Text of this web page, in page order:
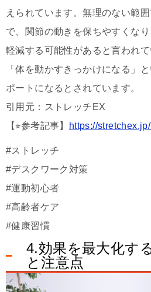
えられています。無理のない範
で、関節の動きを保ちやすくな
軽減する可能性があると言われて
「体を動かすきっかけになる」
ポートになるとされています。
引用元：ストレッチEX
【⭐︎参考記事】
https://
#ストレッチ
#デスクワーク対策
#運動初心者
#高齢者ケア
#健康習慣
4.効果を最大化す
と注意点